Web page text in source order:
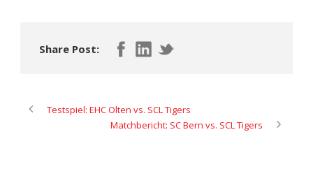
Share Post:
Testspiel: EHC Olten vs. SCL Tigers
Matchbericht: SC Bern vs. SCL Tigers